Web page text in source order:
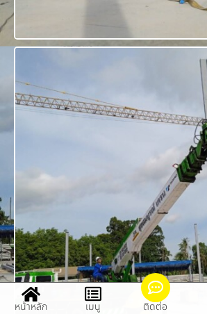
หน้าหลัก เมนู ติดต่อ